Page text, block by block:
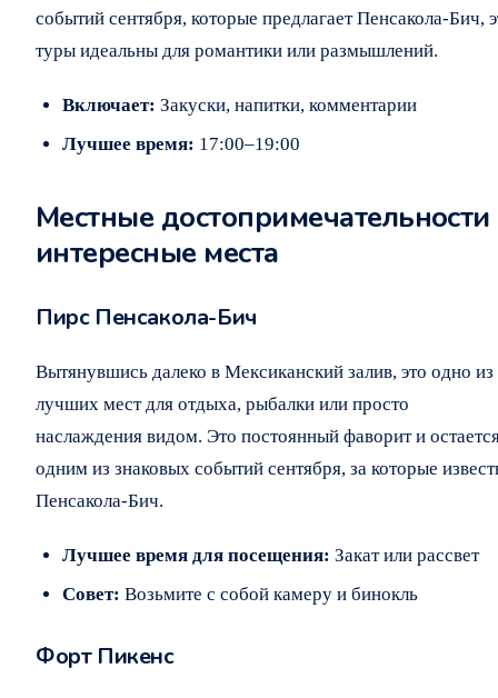
событий сентября, которые предлагает Пенсакола-Бич,
туры идеальны для романтики или размышлений.
Включает: Закуски, напитки, комментарии
Лучшее время: 17:00–19:00
Местные достопримечательности
интересные места
Пирс Пенсакола-Бич
Вытянувшись далеко в Мексиканский залив, это одно из
лучших мест для отдыха, рыбалки или просто
наслаждения видом. Это постоянный фаворит и
одним из знаковых событий сентября, за которые
Пенсакола-Бич.
Лучшее время для посещения: Закат или рассвет
Совет: Возьмите с собой камеру и бинокль
Форт Пикенс